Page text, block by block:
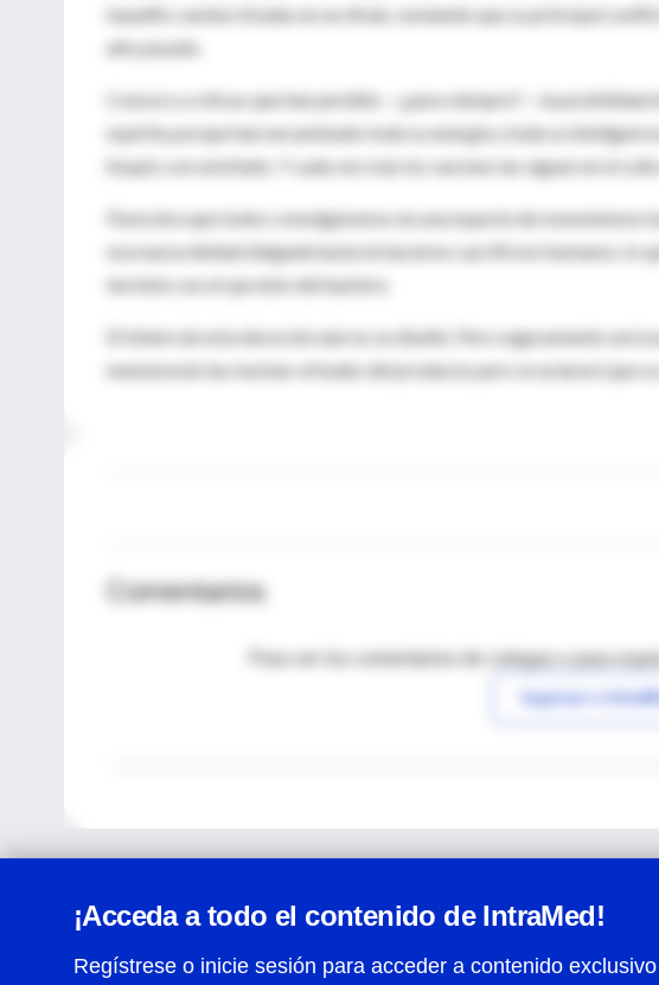
inaudito camino tiradas en un diván, rumiando que su principal
año pasado.
Conozco a chicas que han perdido —¿para siempre?— la posibilidad
espíritu porque han encaminado toda su energía y toda su
ñoquis con estofado. Y cada vez más los varones las siguen en el
Pareciera que todos comulgáramos en una especie de monoteísmo
esa nueva deidad delgada hasta le hacemos sacrificios humanos, lo
terminó con el oprobio del hambre.
El tótem de esta devoción aún no se diseñó. Pero seguramente será
enumerarán las muchas virtudes del producto pero se aclarará que
Comentarios
Para ver los comentarios de colegas o para
Ingresar a
¡Acceda a todo el contenido de IntraMed!
Regístrese o inicie sesión para acceder a contenido